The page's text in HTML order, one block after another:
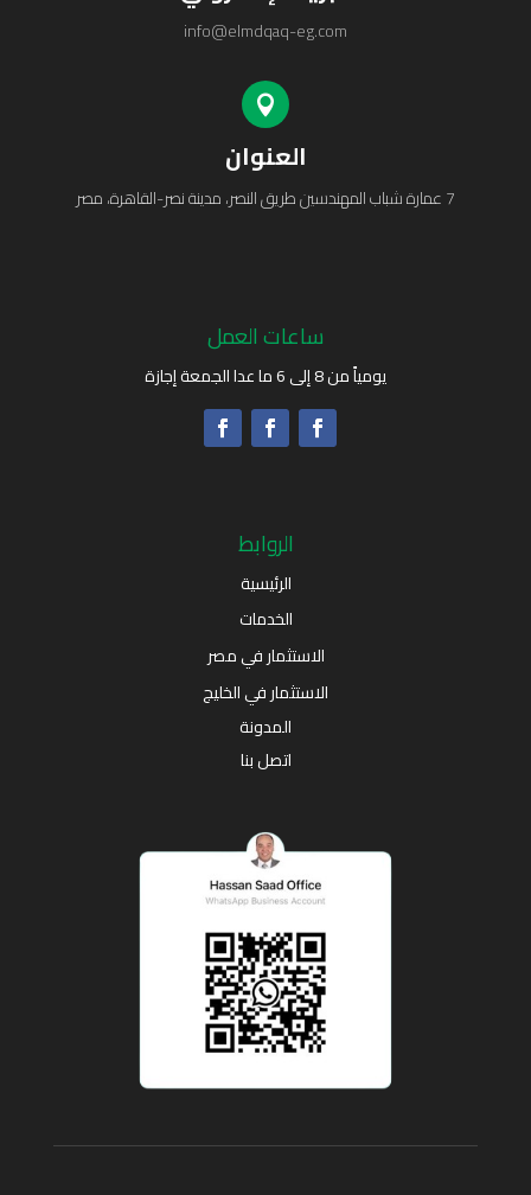
info@elmdqaq-eg.com

العنوان
7 عمارة شباب المهندسين طريق النصر، مدينة نصر-القاهرة، مصر
ساعات العمل
يومياً من 8 إلى 6 ما عدا الجمعة إجازة
الروابط
الرئيسية
الخدمات
الاستثمار في مصر
الاستثمار في الخليج
المدونة
اتصل بنا